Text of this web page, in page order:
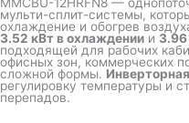
мульти-сплит-системы,
охлаждение и обогрев
3.52 кВт в охлаждении и 3.96
подходящей для рабочих
офисных зон, коммерческих
сложной формы.
регулировку температуры и
перепадов.